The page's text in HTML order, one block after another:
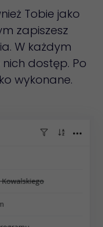
Tobie jako
zapiszesz
W każdym
dostęp. Po
wykonane.